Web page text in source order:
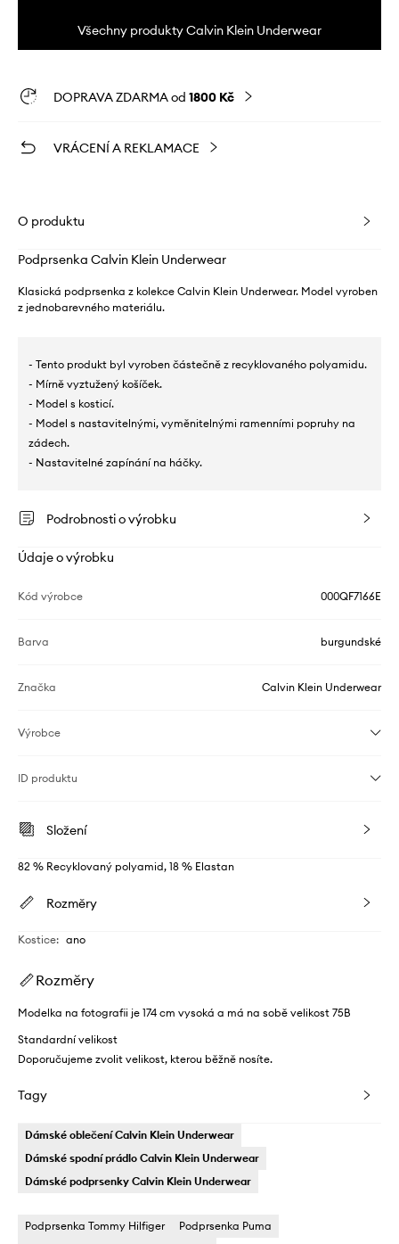
Všechny produkty Calvin Klein Underwear
DOPRAVA ZDARMA od 1800 Kč
VRÁCENÍ A REKLAMACE
O produktu
Podprsenka Calvin Klein Underwear
Klasická podprsenka z kolekce Calvin Klein Underwear. Model vyroben
z jednobarevného materiálu.
- Tento produkt byl vyroben částečně z recyklovaného polyamidu.
- Mírně vyztužený košíček.
- Model s kosticí.
- Model s nastavitelnými, vyměnitelnými ramenními popruhy na
zádech.
- Nastavitelné zapínání na háčky.
Podrobnosti o výrobku
Údaje o výrobku
Kód výrobce 000QF7166E
Barva burgundské
Značka Calvin Klein Underwear
Výrobce
ID produktu
Složení
82 % Recyklovaný polyamid, 18 % Elastan
Rozměry
Kostice: ano
Rozměry
Modelka na fotografii je 174 cm vysoká a má na sobě velikost 75B
Standardní velikost
Doporučujeme zvolit velikost, kterou běžně nosíte.
Tagy
Dámské oblečení Calvin Klein Underwear
Dámské spodní prádlo Calvin Klein Underwear
Dámské podprsenky Calvin Klein Underwear
Podprsenka Tommy Hilfiger
Podprsenka Puma